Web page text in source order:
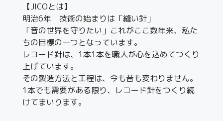
【JICOとは】
明治6年 技術の始まりは「縫い針」
「音の世界を守りたい」これがここ数年来、私た
ちの目標の一つとなっています。
レコード針は、1本1本を職人が心を込めてつくり
上げています。
その製造方法と工程は、今も昔も変わりません。
1本でも需要がある限り、レコード針をつくり続
けてまいります。